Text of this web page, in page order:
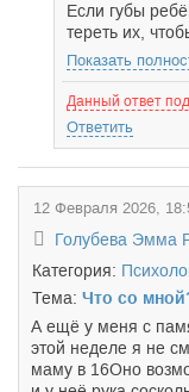
Если губы
тереть их,
Показать
Данный ответ
Ответить
12 Февраля 2026,
Голубева Эмма
Категория:
Тема: Что со
А ещё у меня с
этой неделе я не
маму в 16Оно